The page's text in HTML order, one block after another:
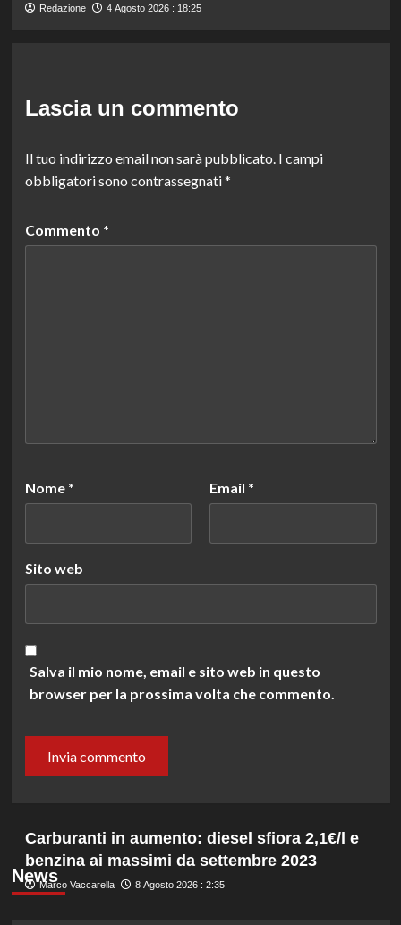
Redazione 4 Agosto 2026 : 18:25
Lascia un commento
Il tuo indirizzo email non sarà pubblicato. I campi
obbligatori sono contrassegnati*
Commento *
Nome * Email *
Sito web
Salva il mio nome, email e sito web in questo
browser per la prossima volta che commento.
News
Carburanti in aumento: diesel sfiora 2,1€/l e
benzina ai massimi da settembre 2023
Marco Vaccarella 8 Agosto 2026 : 2:35